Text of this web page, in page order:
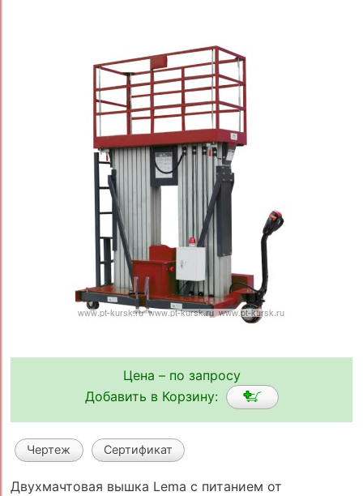
Цена – по запросу
Добавить в Корзину:
Чертеж Сертификат
Двухмачтовая вышка Lema с питанием от